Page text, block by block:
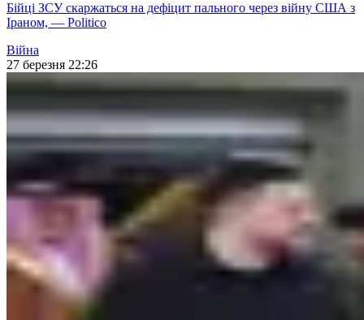
Бійці ЗСУ скаржаться на дефіцит пального через війну США з
Іраном, — Politico
Війна
27 березня 22:26